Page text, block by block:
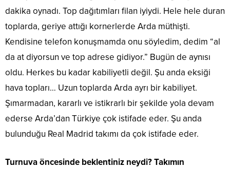
dakika oynadı. Top dağıtımları filan iyiydi. Hele hele duran
toplarda, geriye attığı kornerlerde Arda müthişti.
Kendisine telefon konuşmamda onu söyledim, dedim “al
da at diyorsun ve top adrese gidiyor.” Bugün de aynısı
oldu. Herkes bu kadar kabiliyetli değil. Şu anda eksiği
hava topları… Uzun toplarda Arda ayrı bir kabiliyet.
Şımarmadan, kararlı ve istikrarlı bir şekilde yola devam
ederse Arda’dan Türkiye çok istifade eder. Şu anda
bulunduğu Real Madrid takımı da çok istifade eder.
Turnuva öncesinde beklentiniz neydi? Takımın